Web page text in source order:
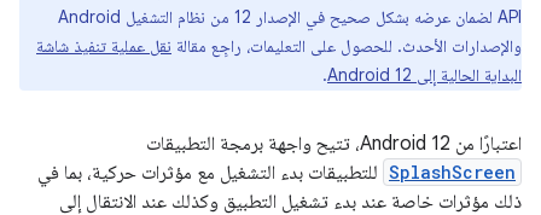
API لضمان عرضه بشكل صحيح في الإصدار 12 من نظام التشغيل Android
والإصدارات الأحدث. للحصول على التعليمات، راجِع مقالة نقل عملية تنفيذ شاشة
البداية الحالية إلى Android 12
.
اعتبارًا من Android 12، تتيح واجهة برمجة التطبيقات
SplashScreen للتطبيقات بدء التشغيل مع مؤثرات حركية، بما في
ذلك مؤثرات خاصة عند بدء تشغيل التطبيق وكذلك عند الانتقال إلى